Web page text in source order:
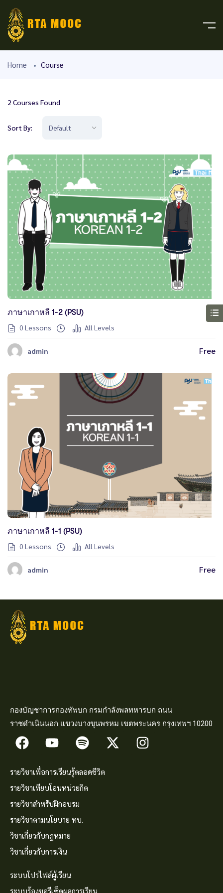
Home Course
2 Courses Found
Sort By:
ภาษาเกาหลี 1-2 (PSU)
0 Lessons
All Levels
admin Free
ภาษาเกาหลี 1-1 (PSU)
0 Lessons
All Levels
admin Free
กองบัญชาการกองทัพบก กรมกำลังพลทหารบก ถนน
ราชดำเนินนอก แขวงบางขุนพรหม เขตพระนคร กรุงเทพฯ 10200
รายวิชาเพื่อการเรียนรู้ตลอดชีวิต
รายวิชาเทียบโอนหน่วยกิต
รายวิชาสำหรับฝึกอบรม
รายวิชาตามนโยบาย ทบ.
วิชาเกี่ยวกับกฎหมาย
วิชาเกี่ยวกับการเงิน
ระบบโปรไฟล์ผู้เรียน
ระบบร้องขอรีเซ็ตผลการเรียน